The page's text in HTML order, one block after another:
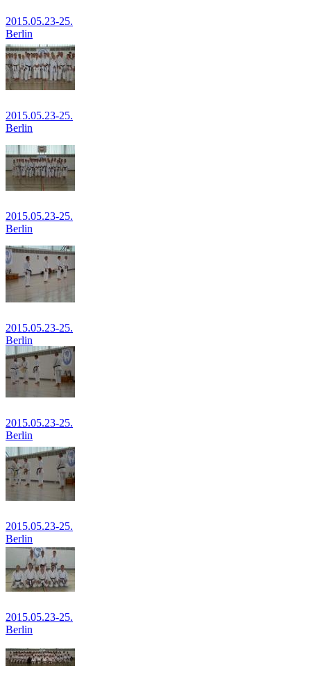
2015.05.23-25.
Berlin
2015.05.23-25.
Berlin
2015.05.23-25.
Berlin
2015.05.23-25.
Berlin
2015.05.23-25.
Berlin
2015.05.23-25.
Berlin
2015.05.23-25.
Berlin